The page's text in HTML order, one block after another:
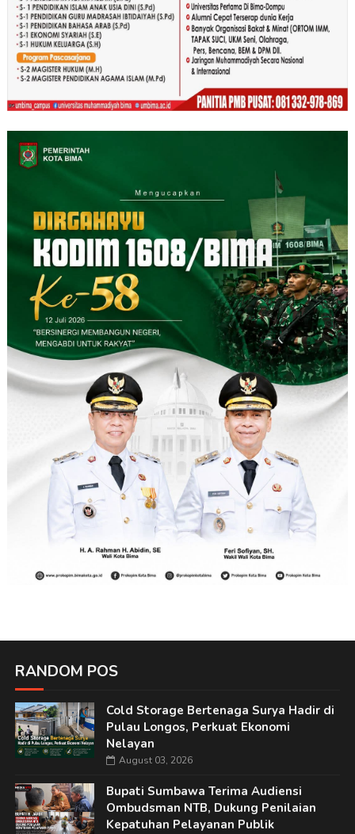
RANDOM POS
Cold Storage Bertenaga Surya Hadir di
Pulau Longos, Perkuat Ekonomi
Nelayan
August 03, 2026
Bupati Sumbawa Terima Audiensi
Ombudsman NTB, Dukung Penilaian
Kepatuhan Pelayanan Publik